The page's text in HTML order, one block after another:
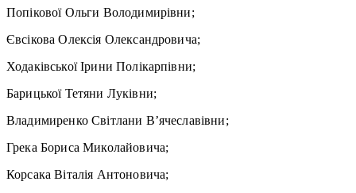
Попікової Ольги Володимирівни;
Євсікова Олексія Олександровича;
Ходаківської Ірини Полікарпівни;
Барицької Тетяни Луківни;
Владимиренко Світлани В’ячеславівни;
Грека Бориса Миколайовича;
Корсака Віталія Антоновича;